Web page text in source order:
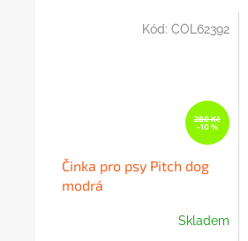
280 Kč
–10 %
Činka pro psy Pitch dog
modrá
Skladem
Kód: COL62392